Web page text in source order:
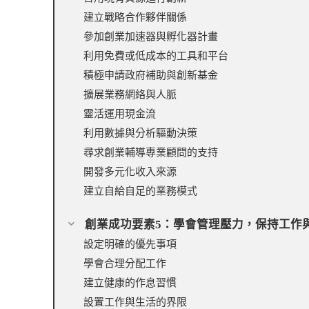
建立戰略合作夥伴關係
參加創業加速器與孵化器計畫
利用免費或低成本的工具和平台
積極申請政府補助與創新基金
擴展業務網絡與人脈
靈活運用現金流
利用數據與分析驅動決策
尋求創業輔導專業顧問的支持
開發多元化收入來源
建立自給自足的業務模式
創業成功要素5：學會管理壓力，保持工作
設定明確的優先事項
學會合理分配工作
建立健康的作息習慣
設置工作與生活的界限